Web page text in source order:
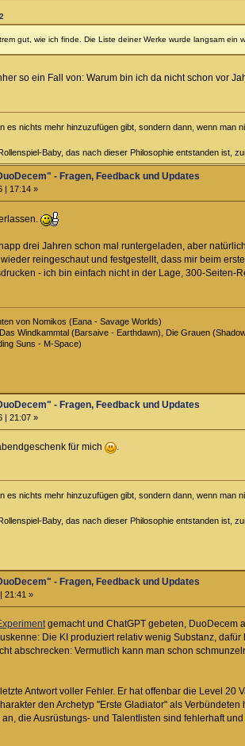
gut, wie ich finde. Die Liste deiner Werke wurde langsam
so ein Fall von: Warum bin ich da nicht schon vor
es nichts mehr hinzuzufügen gibt, sondern dann, wenn
Baby, das nach dieser Philosophie entstanden ist,
- Fragen, Feedback und Updates
| 17:14 »
drei Jahren schon mal runtergeladen, aber
reingeschaut und festgestellt, dass mir beim
- ich bin einfach nicht in der Lage, 300-Seiten-
von Nomikos (Eana - Savage Worlds)
Das Windkammtal (Barsaive - Earthdawn), Die Grauen
Suns - M-Space)
- Fragen, Feedback und Updates
| 21:07 »
für mich .
es nichts mehr hinzuzufügen gibt, sondern dann, wenn
Baby, das nach dieser Philosophie entstanden ist,
- Fragen, Feedback und Updates
21:41 »
gemacht und ChatGPT gebeten, DuoDecem
Die KI produziert relativ wenig Substanz,
abschrecken: Vermutlich kann man schon
Antwort voller Fehler. Er hat offenbar die Level
den Archetyp "Erste Gladiator" als
die Ausrüstungs- und Talentlisten sind fehlerhaft